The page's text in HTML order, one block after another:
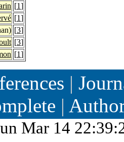
[1]
[1]
[3]
[3]
[1]
|
|
Mar 14